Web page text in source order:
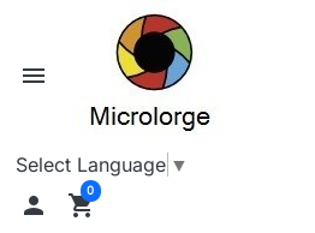
menu
Select Language ▼
 shopping_cart
0